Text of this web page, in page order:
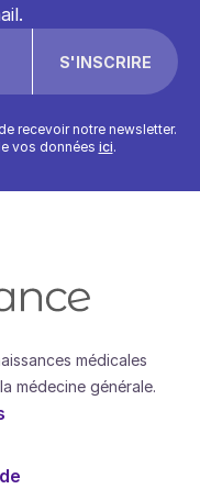
recevoir notre newsletter.
vos données ici.
médicales
médecine générale.